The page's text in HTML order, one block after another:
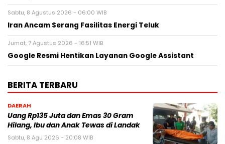
Sabtu, 8 Agustus 2026 - 06:00 WIB
Iran Ancam Serang Fasilitas Energi Teluk
Jumat, 7 Agustus 2026 - 16:51 WIB
Google Resmi Hentikan Layanan Google Assistant
BERITA TERBARU
DAERAH
Uang Rp135 Juta dan Emas 30 Gram
Hilang, Ibu dan Anak Tewas di Landak
Sabtu, 8 Agu 2026 - 20:08 WIB